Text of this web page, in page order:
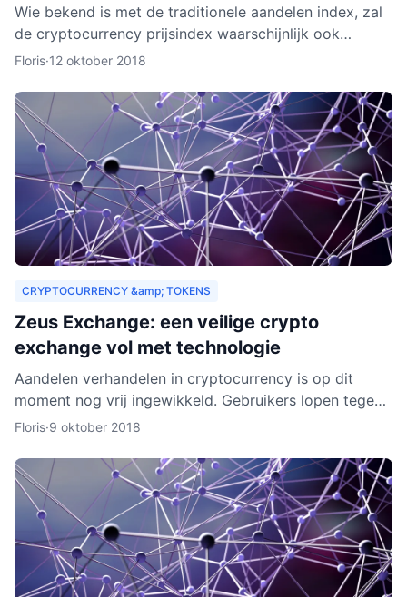
Wie bekend is met de traditionele aandelen index, zal
de cryptocurrency prijsindex waarschijnlijk ook
interessant vinden. In dit artikel behandelen we hoe
Floris·12 oktober 2018
CRYPTOCURRENCY &amp; TOKENS
Zeus Exchange: een veilige crypto
exchange vol met technologie
Aandelen verhandelen in cryptocurrency is op dit
moment nog vrij ingewikkeld. Gebruikers lopen tegen
drempels aan. Er gelden bijvoorbeeld strenge regels,
Floris·9 oktober 2018